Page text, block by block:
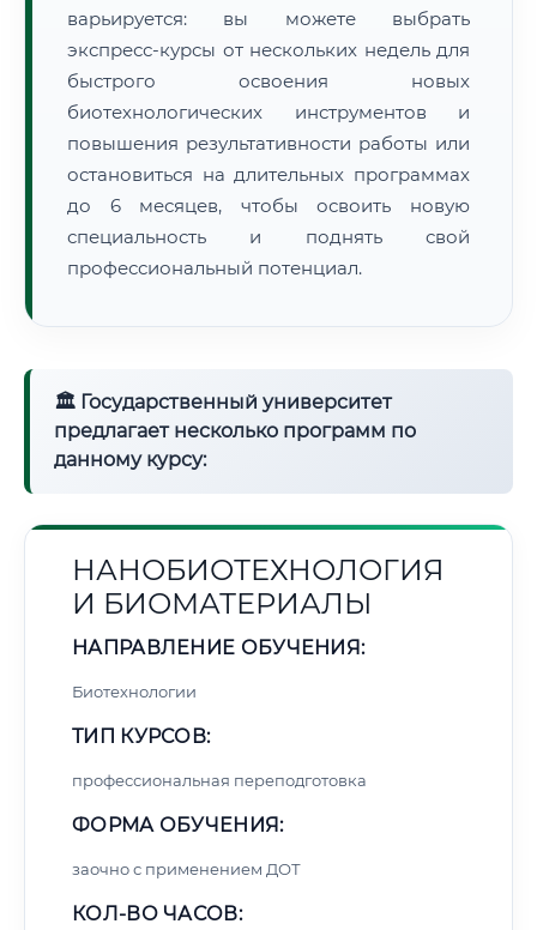
варьируется: вы можете выбрать
экспресс-курсы от нескольких недель для
быстрого освоения новых
биотехнологических инструментов и
повышения результативности работы или
остановиться на длительных программах
до 6 месяцев, чтобы освоить новую
специальность и поднять свой
профессиональный потенциал.
🏛 Государственный университет
предлагает несколько программ по
данному курсу:
НАНОБИОТЕХНОЛОГИЯ
И БИОМАТЕРИАЛЫ
НАПРАВЛЕНИЕ ОБУЧЕНИЯ:
Биотехнологии
ТИП КУРСОВ:
профессиональная переподготовка
ФОРМА ОБУЧЕНИЯ:
заочно с применением ДОТ
КОЛ-ВО ЧАСОВ: